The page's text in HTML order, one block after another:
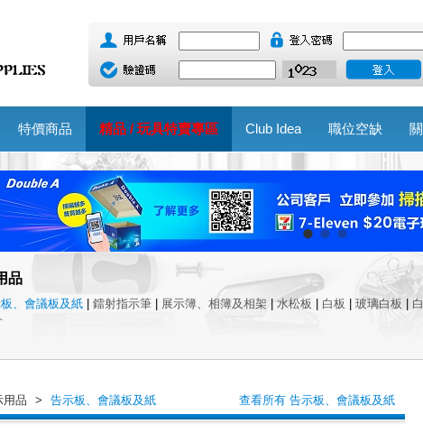
特價商品 精品 / 玩具特賣專區 Club Idea 職位空缺
品
、會議板及紙 鐳射指示筆 展示簿、相簿及相架 水松板 白板 玻璃白板
用品 > 告示板、會議板及紙 查看所有 告示板、會議板及紙